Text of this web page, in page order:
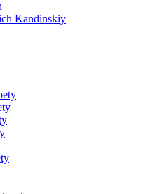
Kandinskiy